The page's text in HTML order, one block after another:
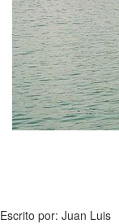
Escrito por: Juan Luis